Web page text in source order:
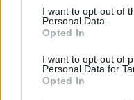
consent section.
I want to opt-out of
Personal Data.
Opted In
I want to opt-out of
Personal Data for
Opted In